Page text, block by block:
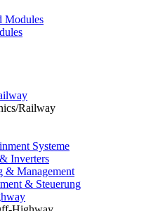
Modules
Railway
Systeme
Inverters
& Management
& Steuerung